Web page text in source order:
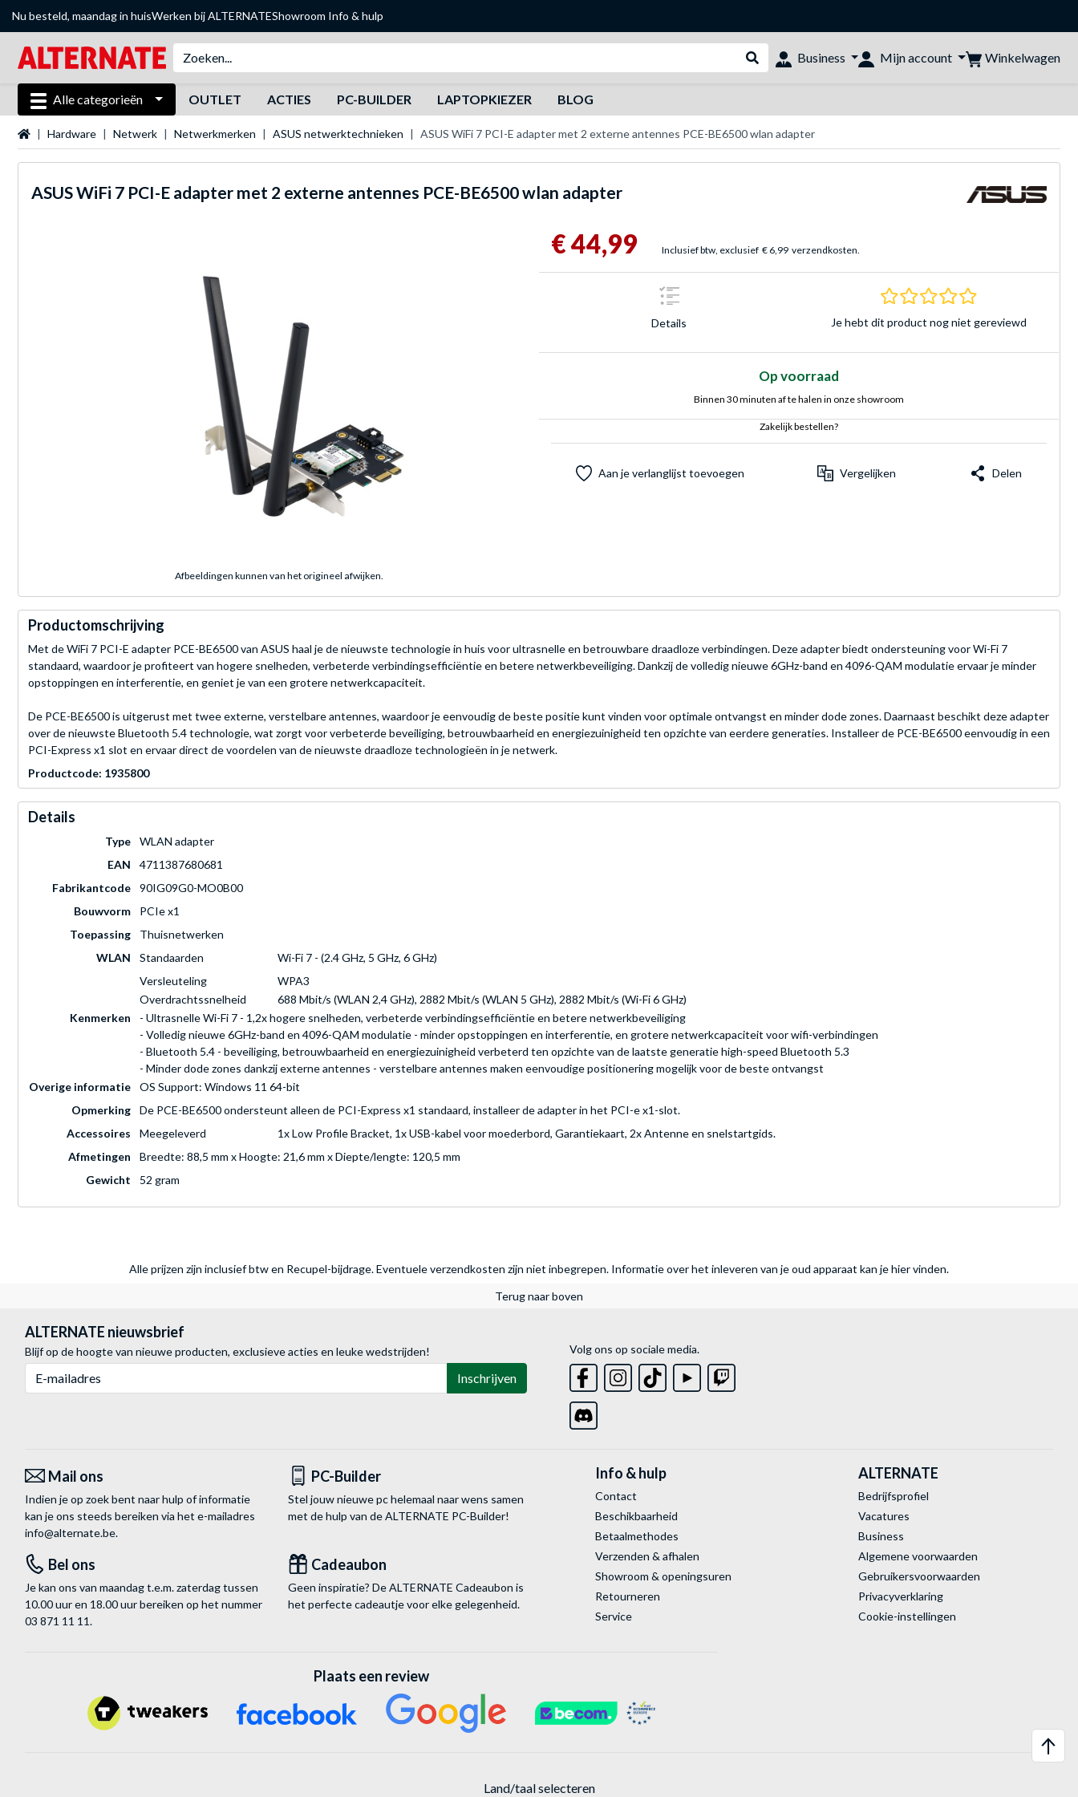
Nu besteld, maandag in huisWerken bij ALTERNATEShowroom Info & hulp
Webshop doorzoeken
Business Mijn account Winkelwagen
Alle categorieën OUTLET ACTIES PC-BUILDER LAPTOPKIEZER BLOG
Startpagina
Hardware Netwerk Netwerkmerken ASUS netwerktechnieken ASUS WiFi 7 PCI-E adapter met 2 externe antennes PCE-BE6500 wlan adapter
ASUSWiFi 7 PCI-E adapter met 2 externe antennes PCE-BE6500 wlan adapter
Afbeeldingen kunnen van het origineel afwijken.
€ 44,99 Inclusief btw, exclusief € 6,99 verzendkosten.
Details
0.0 sterren
Je hebt dit product nog niet gereviewd
Op voorraad
Binnen 30 minuten af te halen in onze showroom
Zakelijk bestellen?
Aan je verlanglijst toevoegen Vergelijken Delen
Productomschrijving
Met de WiFi 7 PCI-E adapter PCE-BE6500 van ASUS haal je de nieuwste technologie in huis voor ultrasnelle en betrouwbare draadloze verbindingen. Deze adapter biedt ondersteuning voor Wi-Fi 7
standaard, waardoor je profiteert van hogere snelheden, verbeterde verbindingsefficiëntie en betere netwerkbeveiliging. Dankzij de volledig nieuwe 6GHz-band en 4096-QAM modulatie ervaar je minder
opstoppingen en interferentie, en geniet je van een grotere netwerkcapaciteit.
De PCE-BE6500 is uitgerust met twee externe, verstelbare antennes, waardoor je eenvoudig de beste positie kunt vinden voor optimale ontvangst en minder dode zones. Daarnaast beschikt deze adapter
over de nieuwste Bluetooth 5.4 technologie, wat zorgt voor verbeterde beveiliging, betrouwbaarheid en energiezuinigheid ten opzichte van eerdere generaties. Installeer de PCE-BE6500 eenvoudig in een
PCI-Express x1 slot en ervaar direct de voordelen van de nieuwste draadloze technologieën in je netwerk.
Productcode: 1935800
Details
Type
WLAN adapter
EAN
4711387680681
Fabrikantcode
90IG09G0-MO0B00
Bouwvorm
PCIe x1
Toepassing
Thuisnetwerken
WLAN
Standaarden
Wi-Fi 7 - (2.4 GHz, 5 GHz, 6 GHz)
Versleuteling
WPA3
Overdrachtssnelheid
688 Mbit/s (WLAN 2,4 GHz), 2882 Mbit/s (WLAN 5 GHz), 2882 Mbit/s (Wi-Fi 6 GHz)
Kenmerken
- Ultrasnelle Wi-Fi 7 - 1,2x hogere snelheden, verbeterde verbindingsefficiëntie en betere netwerkbeveiliging
- Volledig nieuwe 6GHz-band en 4096-QAM modulatie - minder opstoppingen en interferentie, en grotere netwerkcapaciteit voor wifi-verbindingen
- Bluetooth 5.4 - beveiliging, betrouwbaarheid en energiezuinigheid verbeterd ten opzichte van de laatste generatie high-speed Bluetooth 5.3
- Minder dode zones dankzij externe antennes - verstelbare antennes maken eenvoudige positionering mogelijk voor de beste ontvangst
Overige informatie
OS Support: Windows 11 64-bit
Opmerking
De PCE-BE6500 ondersteunt alleen de PCI-Express x1 standaard, installeer de adapter in het PCI-e x1-slot.
Accessoires
Meegeleverd
1x Low Profile Bracket, 1x USB-kabel voor moederbord, Garantiekaart, 2x Antenne en snelstartgids.
Afmetingen
Breedte: 88,5 mm x Hoogte: 21,6 mm x Diepte/lengte: 120,5 mm
Gewicht
52 gram
Alle prijzen zijn inclusief btw en Recupel-bijdrage. Eventuele verzendkosten zijn niet inbegrepen. Informatie over het inleveren van je oud apparaat kan je hier vinden.
Terug naar boven
ALTERNATE nieuwsbrief
Blijf op de hoogte van nieuwe producten, exclusieve acties en leuke wedstrijden!
Inschrijven
Volg ons op sociale media.
Mail ons
Indien je op zoek bent naar hulp of informatie
kan je ons steeds bereiken via het e-mailadres
info@alternate.be.
PC-Builder
Stel jouw nieuwe pc helemaal naar wens samen
met de hulp van de ALTERNATE PC-Builder!
Bel ons
Je kan ons van maandag t.e.m. zaterdag tussen
10.00 uur en 18.00 uur bereiken op het nummer
03 871 11 11.
Cadeaubon
Geen inspiratie? De ALTERNATE Cadeaubon is
het perfecte cadeautje voor elke gelegenheid.
Info & hulp
Contact
Beschikbaarheid
Betaalmethodes
Verzenden & afhalen
Showroom & openingsuren
Retourneren
Service
ALTERNATE
Bedrijfsprofiel
Vacatures
Business
Algemene voorwaarden
Gebruikersvoorwaarden
Privacyverklaring
Cookie-instellingen
Plaats een review
Land/taal selecteren